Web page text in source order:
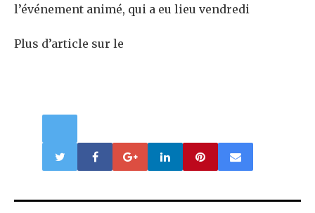
l’événement animé, qui a eu lieu vendredi
Plus d’article sur le